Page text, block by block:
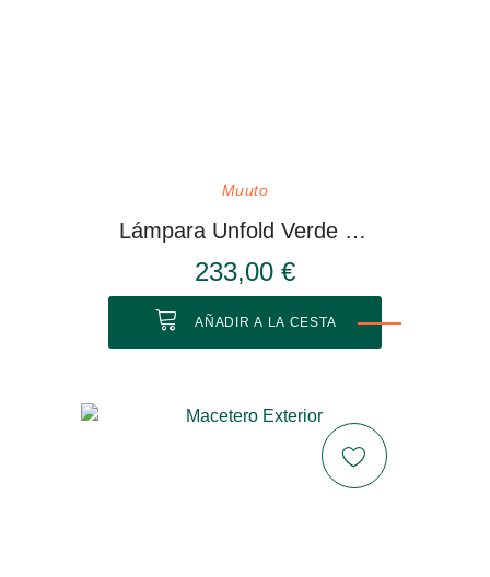
Muuto
Lámpara Unfold Verde Oliva
233,00 €
AÑADIR A LA CESTA